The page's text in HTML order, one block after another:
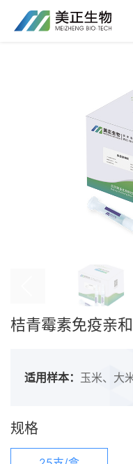
桔青霉素免疫亲
适用样本： 玉米、大
规格